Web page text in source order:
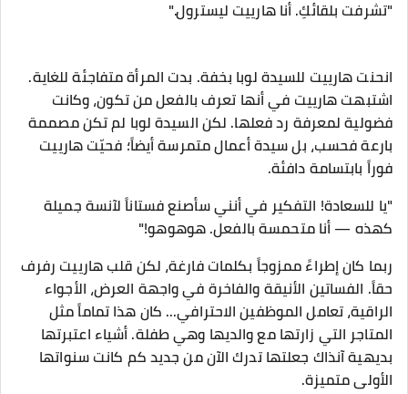
"تشرفت بلقائكِ. أنا هارييت ليسترول."
​انحنت هارييت للسيدة لوبا بخفة. بدت المرأة متفاجئة للغاية.
اشتبهت هارييت في أنها تعرف بالفعل من تكون، وكانت
فضولية لمعرفة رد فعلها. لكن السيدة لوبا لم تكن مصممة
بارعة فحسب، بل سيدة أعمال متمرسة أيضاً؛ فحيّت هارييت
فوراً بابتسامة دافئة.
"يا للسعادة! التفكير في أنني سأصنع فستاناً لآنسة جميلة
كهذه — أنا متحمسة بالفعل. هوهوهو!"
​ربما كان إطراءً ممزوجاً بكلمات فارغة، لكن قلب هارييت رفرف
حقاً. الفساتين الأنيقة والفاخرة في واجهة العرض، الأجواء
الراقية، تعامل الموظفين الاحترافي... كان هذا تماماً مثل
المتاجر التي زارتها مع والديها وهي طفلة. أشياء اعتبرتها
بديهية آنذاك جعلتها تدرك الآن من جديد كم كانت سنواتها
الأولى متميزة.